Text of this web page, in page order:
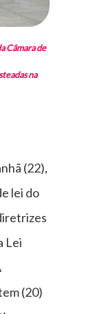
Câmara de
na
(22),
lei do
Lei
(20)